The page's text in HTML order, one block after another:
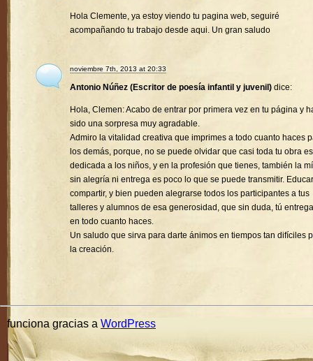
Hola Clemente, ya estoy viendo tu pagina web, seguiré
acompañando tu trabajo desde aqui. Un gran saludo
noviembre 7th, 2013 at 20:33
Antonio Núñez (Escritor de poesía infantil y juvenil) dice:
Hola, Clemen: Acabo de entrar por primera vez en tu página y
sido una sorpresa muy agradable.
Admiro la vitalidad creativa que imprimes a todo cuanto haces
los demás, porque, no se puede olvidar que casi toda tu obra
dedicada a los niños, y en la profesión que tienes, también la
sin alegría ni entrega es poco lo que se puede transmitir.
compartir, y bien pueden alegrarse todos los participantes a tus
talleres y alumnos de esa generosidad, que sin duda, tú
en todo cuanto haces.
Un saludo que sirva para darte ánimos en tiempos tan difíciles
la creación.
funciona gracias a WordPress